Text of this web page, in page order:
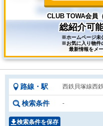
CLUB TOWA会員
総紹介可
※ホームページ未
※お気に入り物件
最新情報をメ
路線・駅 西鉄貝塚線西
検索条件 -
検索条件を保存